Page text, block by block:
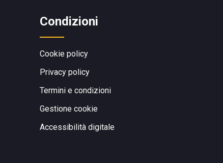
Condizioni
Cookie policy
Privacy policy
Termini e condizioni
Gestione cookie
Accessibilità digitale